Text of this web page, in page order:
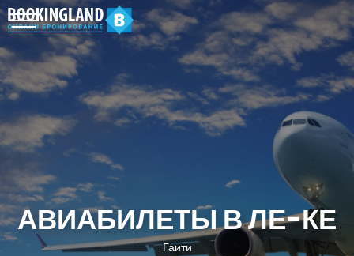
АВИАБИЛЕТЫ В ЛЕ-КЕ
Гаити